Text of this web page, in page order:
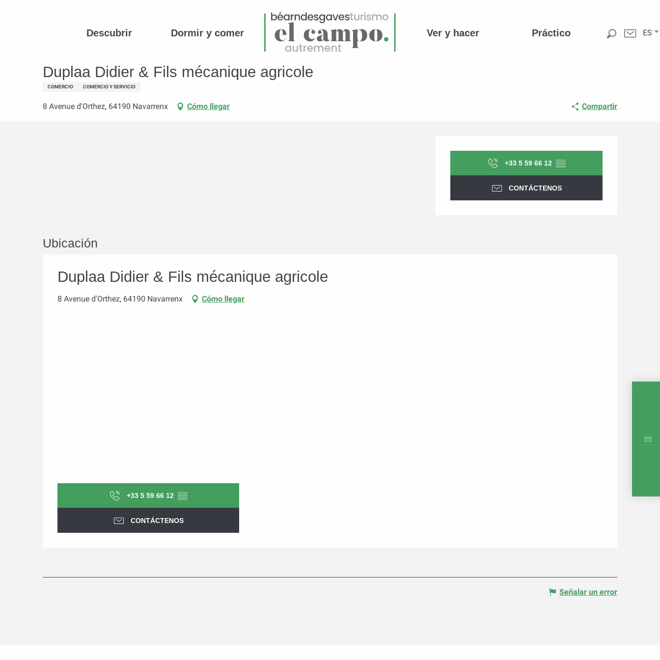
ES
Descubrir Dormir y comer Ver y hacer Práctico
Duplaa Didier & Fils mécanique agricole
Duplaa Didier & Fils mécanique agricole
COMERCIO COMERCIO Y SERVICIO
8 Avenue d'Orthez, 64190 Navarrenx Cómo llegar Compartir
Horarios y datos de
+33 5 59 66 12 ▒▒
CONTÁCTENOS
Ubicación
Duplaa Didier & Fils mécanique agricole
8 Avenue d'Orthez, 64190 Navarrenx Cómo llegar
+33 5 59 66 12 ▒▒
CONTÁCTENOS
Señalar un error